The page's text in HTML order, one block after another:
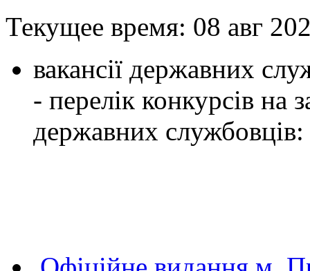
Текущее время: 08 авг
вакансії державних
- перелік конкурсів на
державних службовців: